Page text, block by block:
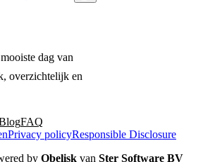
LinkedIn
WhatsApp
dag van
overzichtelijk en
FAQ
Privacy policyResponsible Disclosure
by Obelisk van Ster Software BV